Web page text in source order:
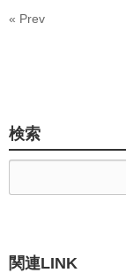
« Prev
検索
関連LINK